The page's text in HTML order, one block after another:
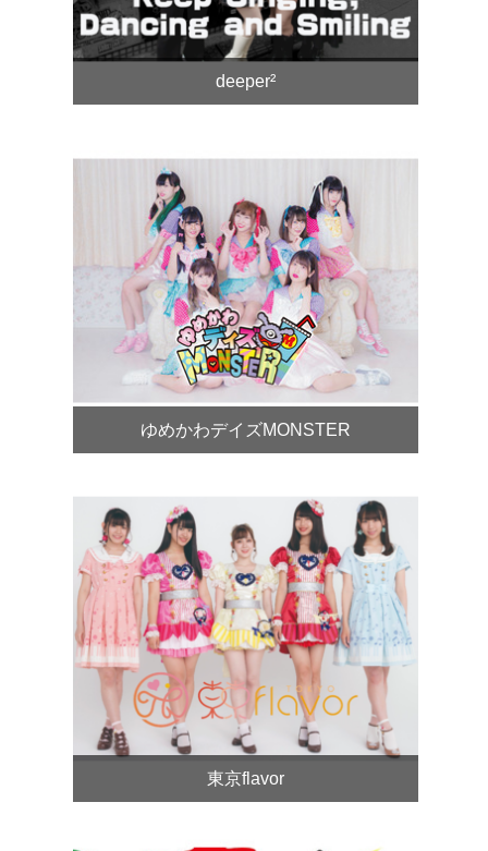
deeper²
ゆめかわデイズMONSTER
東京flavor